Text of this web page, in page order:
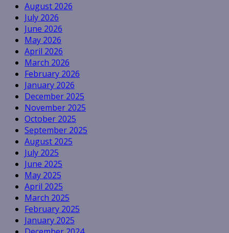
August 2026
July 2026
June 2026
May 2026
April 2026
March 2026
February 2026
January 2026
December 2025
November 2025
October 2025
September 2025
August 2025
July 2025
June 2025
May 2025
April 2025
March 2025
February 2025
January 2025